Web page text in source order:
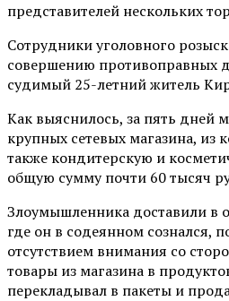
представителей нескольких
Сотрудники уголовного
совершению противоправных
судимый 25-летний житель
Как выяснилось, за пять дней
крупных сетевых магазина, из
также кондитерскую и
общую сумму почти 60 тысяч
Злоумышленника доставили в
где он в содеянном сознался,
отсутствием внимания со
товары из магазина в
перекладывал в пакеты и